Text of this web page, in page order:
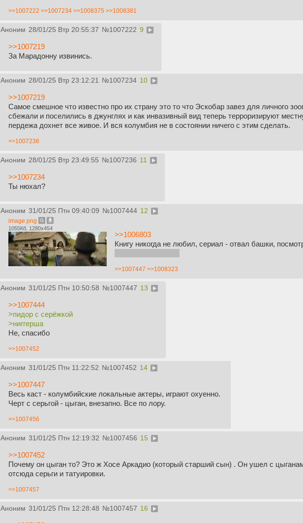
>>1007222 >>1007234 >>1008375 >>1008381
Аноним 28/01/25 Втр 20:55:37 №1007222 9
>>1007219
За Марадонну извинись.
Аноним 28/01/25 Втр 23:12:21 №1007234 10
>>1007219
Самое смешное что известно про их страну это то что Эскобар завез для личного
сбежали и поселились в джунглях и как инвазивный вид теперь терроризируют
пердежа дохнет все живое. И вся колумбия не в состоянии ничего с этим сделать.
>>1007236
Аноним 28/01/25 Втр 23:49:55 №1007236 11
>>1007234
Ты нюхал?
Аноним 31/01/25 Птн 09:40:09 №1007444 12
image.png
1055Кб, 1280x454
>>1006803
Книгу никогда не любил, сериал - отвал башки,
>>1007447 >>1008323
Аноним 31/01/25 Птн 10:50:58 №1007447 13
>>1007444
>пидор с серёжкой
>ниггерша
Не, спасибо
>>1007452
Аноним 31/01/25 Птн 11:22:52 №1007452 14
>>1007447
Весь каст - колумбийские локальные актеры, играют охуенно.
Черт с серьгой - цыган, внезапно. Все по лору.
>>1007456
Аноним 31/01/25 Птн 12:19:32 №1007456 15
>>1007452
Почему он цыган то? Это ж Хосе Аркадио (который старший сын) . Он ушел с
отсюда серьги и татуировки.
>>1007457
Аноним 31/01/25 Птн 12:28:48 №1007457 16